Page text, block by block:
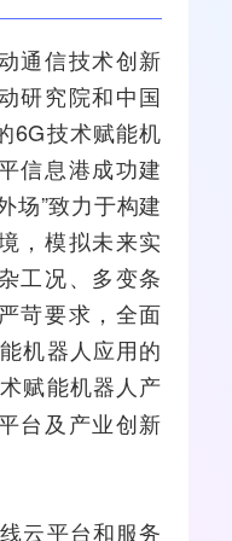
通信技术创新
研究院和中国
6G技术赋能机
信息港成功建
场”致力于构建
，模拟未来实
工况、多变条
苛要求，全面
机器人应用的
赋能机器人产
台及产业创新
云平台和服务